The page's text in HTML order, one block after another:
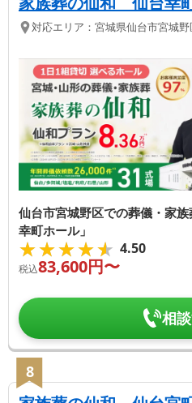
対応エリア： 宮城県仙台市宮城野
仙台市宮城野区での葬儀・家
幸町ホール」
★★★★★
★★★★★ 4.50
税込83,600円〜
相
8